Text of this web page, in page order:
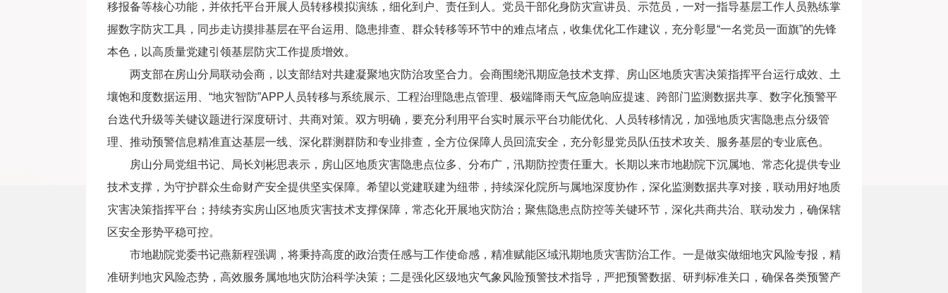
移报备等核心功能，并依托平台开展人员转移模拟演练，细化到户、责任到人。党员干部化身防灾宣讲员、示范员，一对一指导基层工作人员熟练掌
握数字防灾工具，同步走访摸排基层在平台运用、隐患排查、群众转移等环节中的难点堵点，收集优化工作建议，充分彰显“一名党员一面旗”的先锋
本色，以高质量党建引领基层防灾工作提质增效。
两支部在房山分局联动会商，以支部结对共建凝聚地灾防治攻坚合力。会商围绕汛期应急技术支撑、房山区地质灾害决策指挥平台运行成效、土
壤饱和度数据运用、“地灾智防”APP人员转移与系统展示、工程治理隐患点管理、极端降雨天气应急响应提速、跨部门监测数据共享、数字化预警平
台迭代升级等关键议题进行深度研讨、共商对策。双方明确，要充分利用平台实时展示平台功能优化、人员转移情况，加强地质灾害隐患点分级管
理、推动预警信息精准直达基层一线、深化群测群防和专业排查，全方位保障人员回流安全，充分彰显党员队伍技术攻关、服务基层的专业底色。
房山分局党组书记、局长刘彬思表示，房山区地质灾害隐患点位多、分布广，汛期防控责任重大。长期以来市地勘院下沉属地、常态化提供专业
技术支撑，为守护群众生命财产安全提供坚实保障。希望以党建联建为纽带，持续深化院所与属地深度协作，深化监测数据共享对接，联动用好地质
灾害决策指挥平台；持续夯实房山区地质灾害技术支撑保障，常态化开展地灾防治；聚焦隐患点防控等关键环节，深化共商共治、联动发力，确保辖
区安全形势平稳可控。
市地勘院党委书记燕新程强调，将秉持高度的政治责任感与工作使命感，精准赋能区域汛期地质灾害防治工作。一是做实做细地灾风险专报，精
准研判地灾风险态势，高效服务属地地灾防治科学决策；二是强化区级地灾气象风险预警技术指导，严把预警数据、研判标准关口，确保各类预警产